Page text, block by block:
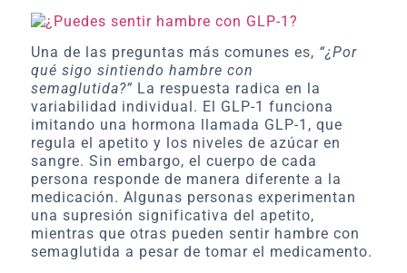
Una de las preguntas más comunes es, “¿Por
qué sigo sintiendo hambre con
semaglutida?” La respuesta radica en la
variabilidad individual. El GLP-1 funciona
imitando una hormona llamada GLP-1, que
regula el apetito y los niveles de azúcar en
sangre. Sin embargo, el cuerpo de cada
persona responde de manera diferente a la
medicación. Algunas personas experimentan
una supresión significativa del apetito,
mientras que otras pueden sentir hambre con
semaglutida a pesar de tomar el medicamento.